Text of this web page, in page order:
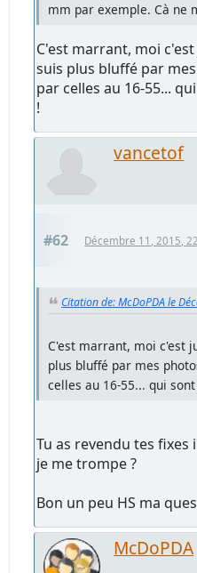
mm par exemple. Cà ne
C'est marrant, moi
suis plus bluffé par
par celles au 16-55...
!
vancetof
#62 Décembre 11, 2015,
Citation de: McDoPDA le
C'est marrant, moi c'est
plus bluffé par mes
celles au 16-55... qui
Tu as revendu tes fixes
je me trompe ?
Bon un peu HS ma
McDoPDA